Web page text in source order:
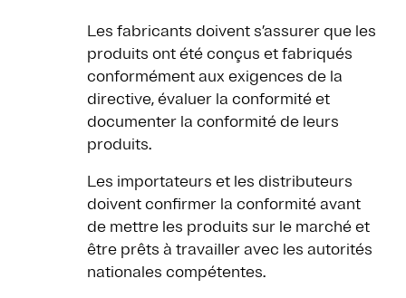
Les fabricants doivent s’assurer que les
produits ont été conçus et fabriqués
conformément aux exigences de la
directive, évaluer la conformité et
documenter la conformité de leurs
produits.
Les importateurs et les distributeurs
doivent confirmer la conformité avant
de mettre les produits sur le marché et
être prêts à travailler avec les autorités
nationales compétentes.